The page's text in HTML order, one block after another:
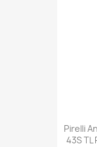
Pirelli
43S